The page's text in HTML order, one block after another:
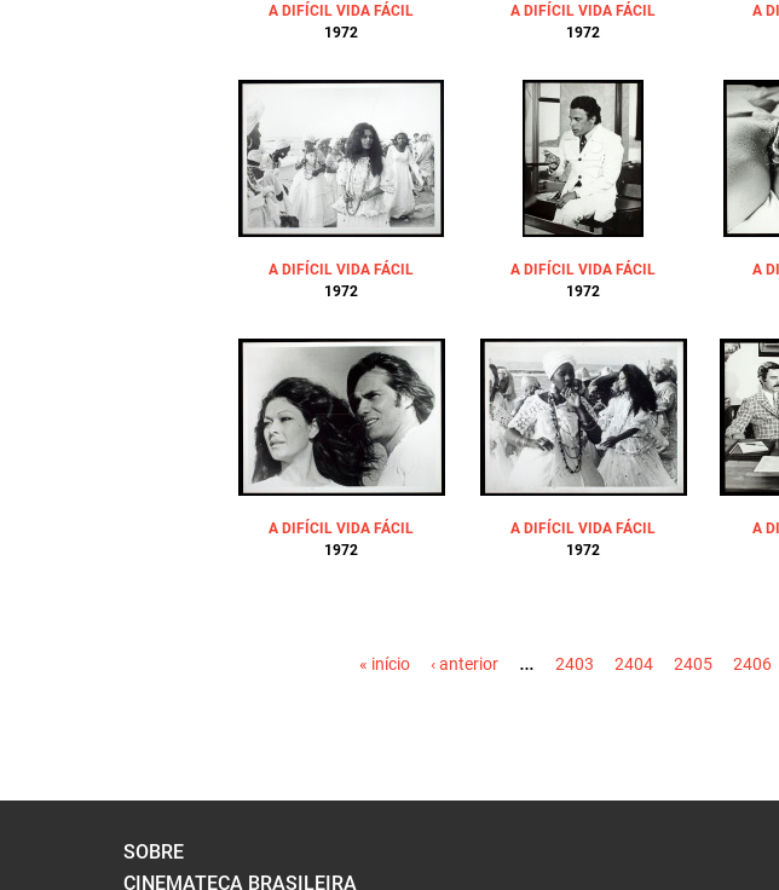
A DIFÍCIL VIDA FÁCIL
1972
A DIFÍCIL VIDA FÁCIL
1972
A
A DIFÍCIL VIDA FÁCIL
1972
A DIFÍCIL VIDA FÁCIL
1972
A
A DIFÍCIL VIDA FÁCIL
1972
A DIFÍCIL VIDA FÁCIL
1972
A
« início ‹ anterior … 2403 2404 2405 2406
SOBRE
CINEMATECA BRASILEIRA